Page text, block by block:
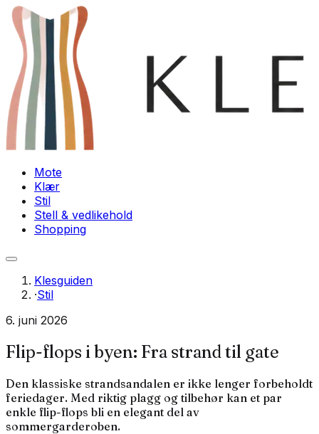
Mote
Klær
Stil
Stell & vedlikehold
Shopping
Klesguiden
·Stil
6. juni 2026
Flip-flops i byen: Fra strand til gate
Den klassiske strandsandalen er ikke lenger forbeholdt
feriedager. Med riktig plagg og tilbehør kan et par
enkle flip-flops bli en elegant del av
sommergarderoben.